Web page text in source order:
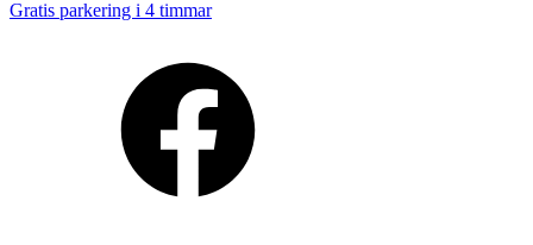
Gratis parkering i 4 timmar